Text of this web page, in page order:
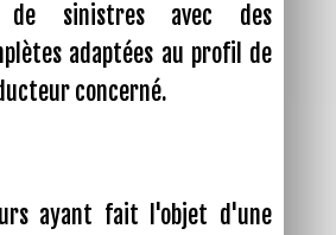
de sinistres avec des
adaptées au profil de
concerné.
ayant fait l'objet d'une